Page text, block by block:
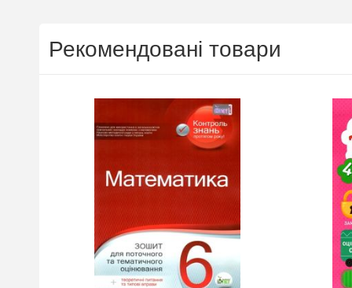
Рекомендовані товари